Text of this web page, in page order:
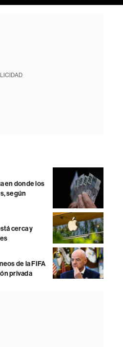
en donde los
según
cerca y
de la FIFA
privada